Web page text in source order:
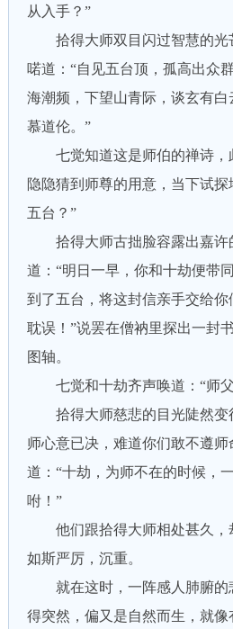
从入手？”
拾得大师双目闪过智慧的光
喏道：“自见五台顶，孤高出众
海潮频，下望山青际，谈玄有
慕道伦。”
七觉知道这是师伯的禅诗，
隐隐猜到师尊的用意，当下试
五台？”
拾得大师古拙脸容露出嘉许
道：“明日一早，你和十劫便带
到了五台，将这封信亲手交给
耽误！”说罢在僧衲里探出一封
图轴。
七觉和十劫齐声唤道：“师
拾得大师慈悲的目光陡然变
师心意已决，难道你们敢不遵师
道：“十劫，为师不在的时候，
咐！”
他们跟拾得大师相处甚久，
如斯严厉，沉重。
就在这时，一阵感人肺腑的
得突然，偏又是自然而生，就